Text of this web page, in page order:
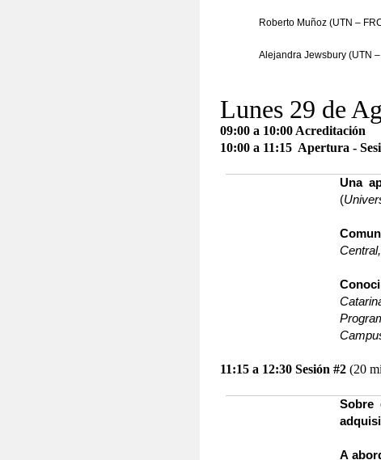
Roberto Muñoz (UTN –
Alejandra Jewsbury (UTN
Lunes 29 de
09:00 a 10:00 Acreditación
10:00 a 11:15 Apertura -
Una
(
11:15 a 12:30 Sesión #2 (20
Sobre
A